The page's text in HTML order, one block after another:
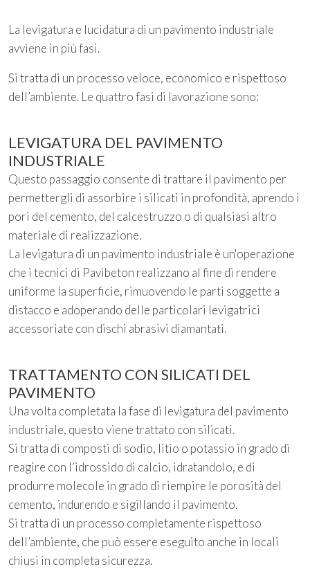
La levigatura e lucidatura di un pavimento industriale
avviene in più fasi.
Si tratta di un processo veloce, economico e rispettoso
dell’ambiente. Le quattro fasi di lavorazione sono:
LEVIGATURA DEL PAVIMENTO
INDUSTRIALE
Questo passaggio consente di trattare il pavimento per
permettergli di assorbire i silicati in profondità, aprendo i
pori del cemento, del calcestruzzo o di qualsiasi altro
materiale di realizzazione.
La levigatura di un pavimento industriale è un'operazione
che i tecnici di Pavibeton realizzano al fine di rendere
uniforme la superficie, rimuovendo le parti soggette a
distacco e adoperando delle particolari levigatrici
accessoriate con dischi abrasivi diamantati.
TRATTAMENTO CON SILICATI DEL
PAVIMENTO
Una volta completata la fase di levigatura del pavimento
industriale, questo viene trattato con silicati.
Si tratta di composti di sodio, litio o potassio in grado di
reagire con l’idrossido di calcio, idratandolo, e di
produrre molecole in grado di riempire le porosità del
cemento, indurendo e sigillando il pavimento.
Si tratta di un processo completamente rispettoso
dell’ambiente, che può essere eseguito anche in locali
chiusi in completa sicurezza.